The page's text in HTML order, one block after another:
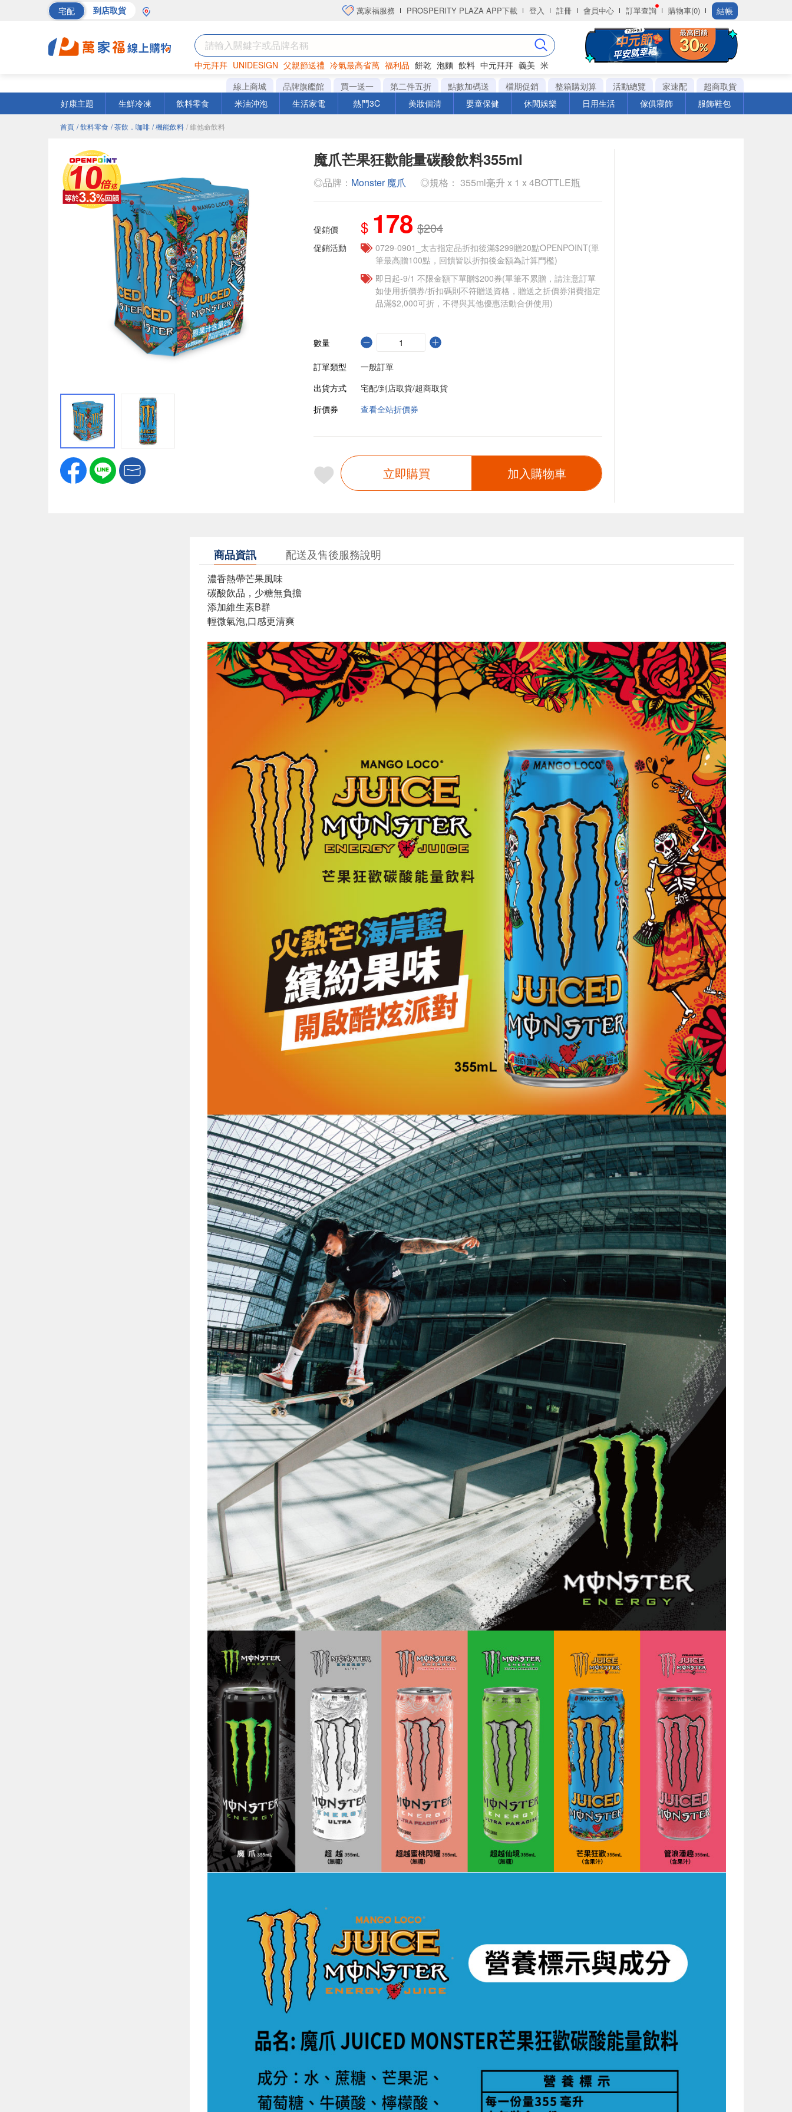
宅配 到店取貨 萬家福服務 PROSPERITY PLAZA APP下載 登入 註冊 會員中心 訂單查詢 購物車(0) 結帳
中元拜拜 UNIDESIGN 父親節送禮 冷氣最高省萬 福利品 餅乾 泡麵 飲料 中元拜拜 義美 米
罐頭 海苔 洋芋片
線上商城 品牌旗艦館 買一送一 第二件五折 點數加碼送 檔期促銷 整箱購划算 活動總覽 家速配
超商取貨
好康主題
生鮮冷凍 飲料零食 米油沖泡 生活家電 熱門3C 美妝個清 嬰童保健 休閒娛樂 日用生活 傢俱寢飾 服飾鞋包
首頁 / 飲料零食 / 茶飲．咖啡 / 機能飲料 / 維他命飲料
魔爪芒果狂歡能量碳酸飲料355ml
◎品牌： Monster 魔爪 ◎規格： 355ml毫升 x 1 x 4BOTTLE瓶
促銷價 $ 178 $204
促銷活動
0729-0901_太古指定品折扣後滿$299贈20點OPENPOINT(單
筆最高贈100點，回饋皆以折扣後金額為計算門檻)
即日起-9/1 不限金額下單贈$200券(單筆不累贈，請注意訂單
如使用折價券/折扣碼則不符贈送資格，贈送之折價券消費指定
品滿$2,000可折，不得與其他優惠活動合併使用)
數量
訂單類型
一般訂單
出貨方式
宅配/到店取貨/超商取貨
折價券
查看全站折價券
立即購買 加入購物車
商品資訊 配送及售後服務說明
濃香熱帶芒果風味
碳酸飲品，少糖無負擔
添加維生素B群
輕微氣泡,口感更清爽